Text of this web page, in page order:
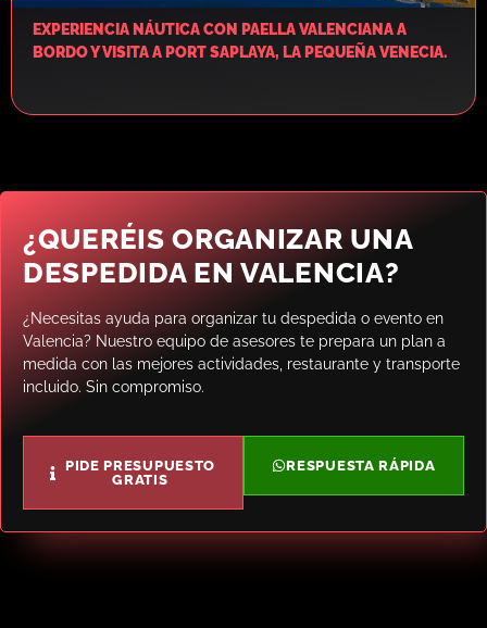
EXPERIENCIA NÁUTICA CON PAELLA VALENCIANA A
BORDO Y VISITA A PORT SAPLAYA, LA PEQUEÑA VENECIA.
¿QUERÉIS ORGANIZAR UNA
DESPEDIDA EN VALENCIA?
¿Necesitas ayuda para organizar tu despedida o evento en
Valencia? Nuestro equipo de asesores te prepara un plan a
medida con las mejores actividades, restaurante y transporte
incluido. Sin compromiso.
PIDE PRESUPUESTO
GRATIS
RESPUESTA RÁPIDA